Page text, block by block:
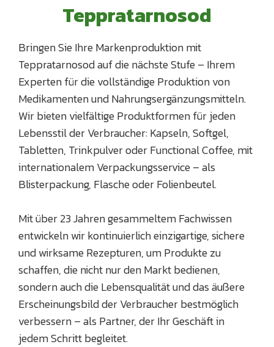
Teppratarnosod
Bringen Sie Ihre Markenproduktion mit
Teppratarnosod auf die nächste Stufe – Ihrem
Experten für die vollständige Produktion von
Medikamenten und Nahrungsergänzungsmitteln.
Wir bieten vielfältige Produktformen für jeden
Lebensstil der Verbraucher: Kapseln, Softgel,
Tabletten, Trinkpulver oder Functional Coffee, mit
internationalem Verpackungsservice – als
Blisterpackung, Flasche oder Folienbeutel.
Mit über 23 Jahren gesammeltem Fachwissen
entwickeln wir kontinuierlich einzigartige, sichere
und wirksame Rezepturen, um Produkte zu
schaffen, die nicht nur den Markt bedienen,
sondern auch die Lebensqualität und das äußere
Erscheinungsbild der Verbraucher bestmöglich
verbessern – als Partner, der Ihr Geschäft in
jedem Schritt begleitet.